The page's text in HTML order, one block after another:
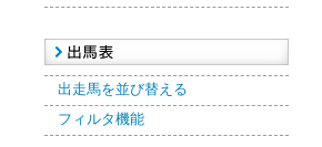
出走馬を並び替える
フィルタ機能